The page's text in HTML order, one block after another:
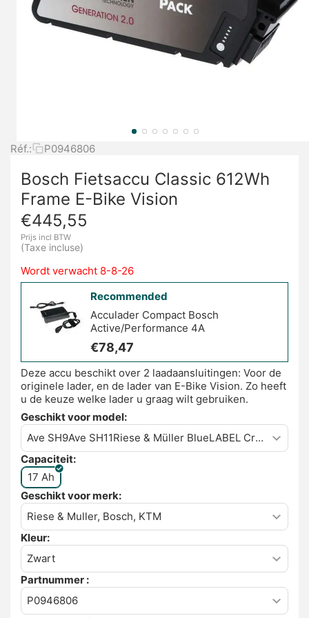
Réf.: P0946806
Bosch Fietsaccu Classic 612Wh
Frame E-Bike Vision
€445,55
Prijs incl BTW
(Taxe incluse)
Wordt verwacht 8-8-26
Recommended
Acculader Compact Bosch
Active/Performance 4A
€78,47
Deze accu beschikt over 2 laadaansluitingen: Voor de
originele lader, en de lader van E-Bike Vision. Zo heeft
u de keuze welke lader u graag wilt gebruiken.
Geschikt voor model:
Capaciteit:
17 Ah
Geschikt voor merk:
Kleur:
Partnummer :